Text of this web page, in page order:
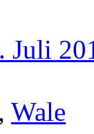
Juli
, Wale